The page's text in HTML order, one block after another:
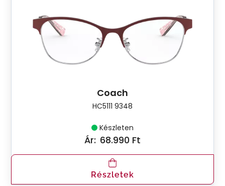
Coach
HC5111 9348
Készleten
Ár: 68.990 Ft
Részletek